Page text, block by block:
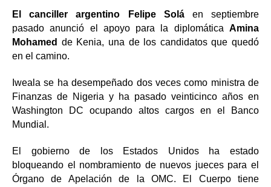
El canciller argentino Felipe Soláen septiembre
pasado anunció el apoyo para la diplomática Amina
Mohamed de Kenia, una de los candidatos que quedó
en el camino.
Iweala se ha desempeñado dos veces como ministra de
Finanzas de Nigeria y ha pasado veinticinco años en
Washington DC ocupando altos cargos en el Banco
Mundial.
El gobierno de los Estados Unidos ha estado
bloqueando el nombramiento de nuevos jueces para el
Órgano de Apelación de la OMC. El Cuerpo tiene